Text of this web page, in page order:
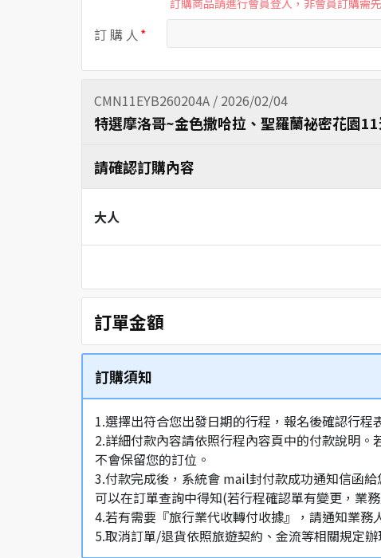
訂購商品請進行會員登入，非會員訂購需
訂 購 人
CMN11EYB260204A / 2026/02/04
特選摩洛哥~金色撒哈拉、聖羅蘭祕密花園
請確認訂購內容
大人
訂單金額
訂購須知
1.選擇出符合您出發日期的行程，報名後確認行
2.詳細付款內容請依照行程內容頁中的付款說明
不會保留您的訂位。
3.付款完成後，系統會 mail封付款成功通知信函
可以在訂單查詢中得知(若行程確認單有變更，業
4.若有需要『旅行業代收轉付收據』，請通知業務
5.取消訂單/退貨依照旅遊契約、金流等相關規定辦